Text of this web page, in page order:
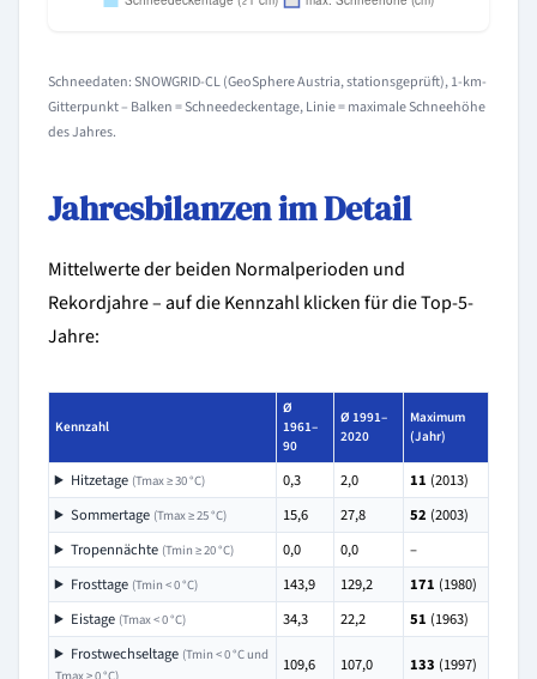
Schneedaten: SNOWGRID-CL (GeoSphere Austria, stationsgeprüft), 1-km-
Gitterpunkt – Balken = Schneedeckentage, Linie = maximale Schneehöhe
des Jahres.
Jahresbilanzen im Detail
Mittelwerte der beiden Normalperioden und
Rekordjahre – auf die Kennzahl klicken für die Top-5-
Jahre:
Kennzahl
Ø
1961–
90
Ø 1991–
2020
Maximum
(Jahr)
Hitzetage (Tmax ≥ 30 °C) 0,3 2,0 11 (2013)
Sommertage (Tmax ≥ 25 °C) 15,6 27,8 52 (2003)
Tropennächte (Tmin ≥ 20 °C) 0,0 0,0
–
Frosttage (Tmin < 0 °C) 143,9 129,2 171 (1980)
Eistage (Tmax < 0 °C) 34,3 22,2 51 (1963)
Frostwechseltage (Tmin < 0 °C und
109,6 107,0 133 (1997)